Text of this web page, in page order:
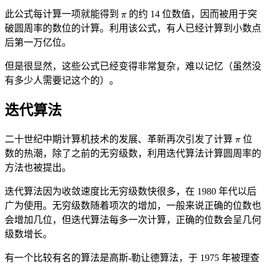
此公式每计算一项就能得到
的约 14 位数值，因而被用于突
破圆周率的数位的计算。利用该公式，有人已经计算到小数点
后第一万亿位。
但是很显然，这些公式已经变得非常复杂，难以记忆（虽然没
有多少人需要记这个的）。
迭代算法
二十世纪中期计算机技术的发展、革新再次引发了计算
位
数的热潮，除了之前的无穷级数，利用迭代算法计算圆周率的
方法也被提出。
迭代算法因为收敛速度比无穷级数快很多，在 1980 年代以后
广为使用。无穷级数随着项次的增加，一般来说正确的位数也
会增加几位，但迭代算法每多一次计算，正确的位数会呈几何
级数增长。
有一个比较有名的算法是高斯-勒让德算法，于 1975 年被理查